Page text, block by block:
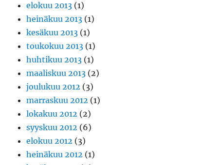
elokuu 2013 (1)
heinäkuu 2013 (1)
kesäkuu 2013 (1)
toukokuu 2013 (1)
huhtikuu 2013 (1)
maaliskuu 2013 (2)
joulukuu 2012 (3)
marraskuu 2012 (1)
lokakuu 2012 (2)
syyskuu 2012 (6)
elokuu 2012 (3)
heinäkuu 2012 (1)